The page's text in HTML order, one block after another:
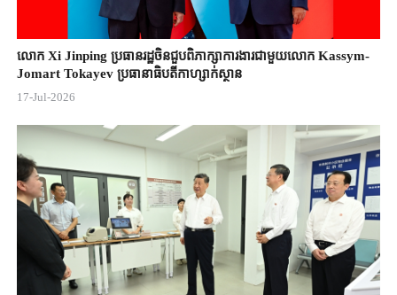
លោក Xi Jinping ប្រធានរដ្ឋចិន​ជួបពិភាក្សា​ការងារជាមួយ​លោក Kassym-
Jomart ​Tokayev ​ប្រធានាធិបតី​កាហ្សាក់ស្ថាន​
17-Jul-2026